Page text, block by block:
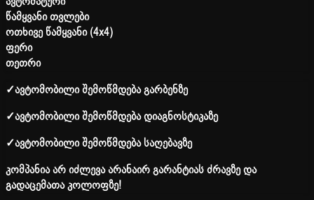
წამყვანი თვლები
ოთხივე წამყვანი (4x4)
ფერი
თეთრი
✓ავტომობილი შემოწმდება გარბენზე
✓ავტომობილი შემოწმდება დიაგნოსტიკაზე
✓ავტომობილი შემოწმდება საღებავზე
კომპანია არ იძლევა არანაირ გარანტიას ძრავზე და
გადაცემათა კოლოფზე!